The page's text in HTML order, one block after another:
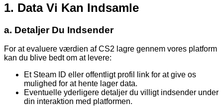
1. Data Vi Kan Indsamle
a. Detaljer Du Indsender
For at evaluere værdien af CS2 lagre gennem vores platform
kan du blive bedt om at levere:
Et Steam ID eller offentligt profil link for at give os
mulighed for at hente lager data.
Eventuelle yderligere detaljer du villigt indsender under
din interaktion med platformen.